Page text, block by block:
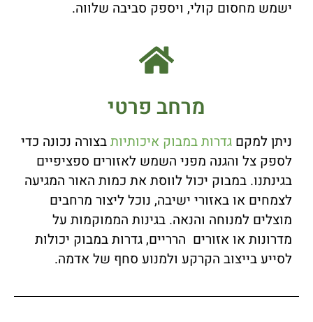
ישמש מחסום קולי, ויספק סביבה שלווה.
מרחב פרטי
ניתן למקם גדרות במבוק איכותיותבצורה נכונה כדי
לספק צל והגנה מפני השמש לאזורים ספציפיים
בגינתנו. במבוק יכול לווסת את כמות האור המגיעה
לצמחים או באזורי ישיבה, נוכל ליצור מרחבים
מוצלים למנוחה והנאה. בגינות הממוקמות על
מדרונות או אזורים הרריים, גדרות במבוק יכולות
לסייע בייצוב הקרקע ולמנוע סחף של אדמה.